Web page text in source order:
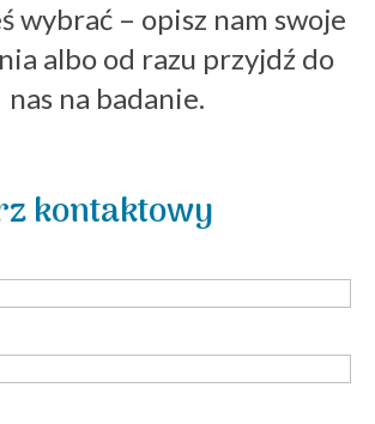
wybrać – opisz nam swoje
albo od razu przyjdź do
nas na badanie.
kontaktowy